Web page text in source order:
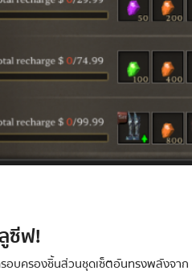
ซีฟ!
อบครองชิ้นส่วนชุดเซ็ตอันทรงพลังจาก